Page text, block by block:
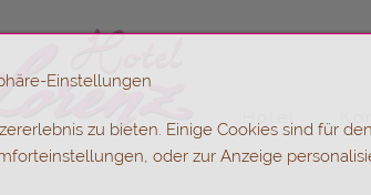
Einstellungen
zu bieten. Einige Cookies sind für
oder zur Anzeige